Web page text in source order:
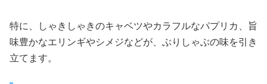
特に、しゃきしゃきのキャベツやカラフルなパプリカ、旨
味豊かなエリンギやシメジなどが、ぶりしゃぶの味を引き
立てます。